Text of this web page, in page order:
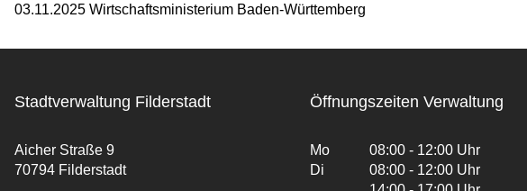
03.11.2025 Wirtschaftsministerium Baden-Württemberg
Stadtverwaltung Filderstadt
Aicher Straße 9
70794 Filderstadt
Öffnungszeiten Verwaltung
Mo
08:00 - 12:00 Uhr
Di
08:00 - 12:00 Uhr